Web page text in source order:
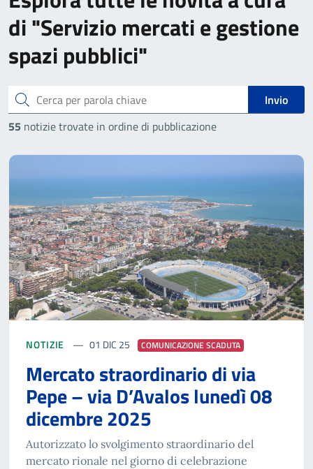
di "Servizio mercati e gestione
spazi pubblici"
Cerca
Invio
55 notizie trovate in ordine di pubblicazione
NOTIZIE 01 DIC 25 COMUNICAZIONE SCADUTA
Mercato straordinario di via
Pepe – via D’Avalos lunedì 08
dicembre 2025
Autorizzato lo svolgimento straordinario del
mercato rionale nel giorno di celebrazione